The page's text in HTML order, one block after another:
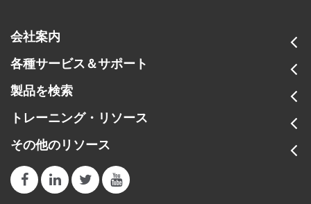
会社案内
各種サービス＆サポート
製品を検索
トレーニング・リソース
その他のリソース